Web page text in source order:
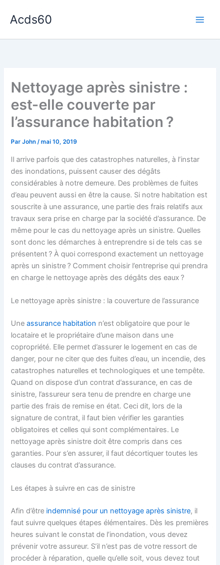
Acds60
Nettoyage après sinistre :
est-elle couverte par
l’assurance habitation ?
ParJohn/mai 10, 2019
Il arrive parfois que des catastrophes naturelles, à l’instar
des inondations, puissent causer des dégâts
considérables à notre demeure. Des problèmes de fuites
d’eau peuvent aussi en être la cause. Si notre habitation est
souscrite à une assurance, une partie des frais relatifs aux
travaux sera prise en charge par la société d’assurance. De
même pour le cas du nettoyage après un sinistre. Quelles
sont donc les démarches à entreprendre si de tels cas se
présentent ? À quoi correspond exactement un nettoyage
après un sinistre ? Comment choisir l’entreprise qui prendra
en charge le nettoyage après des dégâts des eaux ?
Le nettoyage après sinistre : la couverture de l’assurance
Uneassurance habitation n’est obligatoire que pour le
locataire et le propriétaire d’une maison dans une
copropriété. Elle permet d’assurer le logement en cas de
danger, pour ne citer que des fuites d’eau, un incendie, des
catastrophes naturelles et technologiques et une tempête.
Quand on dispose d’un contrat d’assurance, en cas de
sinistre, l’assureur sera tenu de prendre en charge une
partie des frais de remise en état. Ceci dit, lors de la
signature de contrat, il faut bien vérifier les garanties
obligatoires et celles qui sont complémentaires. Le
nettoyage après sinistre doit être compris dans ces
garanties. Pour s’en assurer, il faut décortiquer toutes les
clauses du contrat d’assurance.
Les étapes à suivre en cas de sinistre
Afin d’être indemnisé pour un nettoyage après sinistre, il
faut suivre quelques étapes élémentaires. Dès les premières
heures suivant le constat de l’inondation, vous devez
prévenir votre assureur. S’il n’est pas de votre ressort de
procéder à réparation, quelle qu’elle soit, vous devez tout